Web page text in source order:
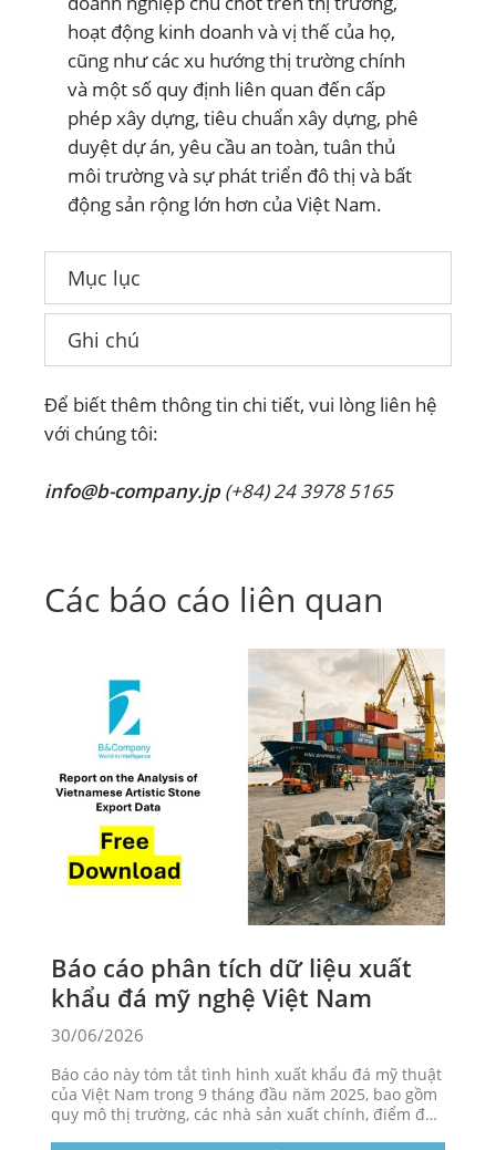
hoạt động kinh doanh và vị thế của họ,
cũng như các xu hướng thị trường chính
và một số quy định liên quan đến cấp
phép xây dựng, tiêu chuẩn xây dựng, phê
duyệt dự án, yêu cầu an toàn, tuân thủ
môi trường và sự phát triển đô thị và bất
động sản rộng lớn hơn của Việt Nam.
Mục lục
Ghi chú
Để biết thêm thông tin chi tiết, vui lòng liên hệ
với chúng tôi:
info@b-company.jp(+84) 24 3978 5165
Các báo cáo liên quan
Báo cáo phân tích dữ liệu xuất
khẩu đá mỹ nghệ Việt Nam
30/06/2026
Báo cáo này tóm tắt tình hình xuất khẩu đá mỹ thuật
của Việt Nam trong 9 tháng đầu năm 2025, bao gồm
quy mô thị trường, các nhà sản xuất chính, điểm đến